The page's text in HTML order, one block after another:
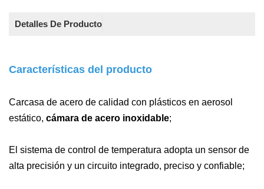
Detalles De Producto
Características del producto
Carcasa de acero de calidad con plásticos en aerosol
estático, cámara de acero inoxidable;
El sistema de control de temperatura adopta un sensor de
alta precisión y un circuito integrado, preciso y confiable;